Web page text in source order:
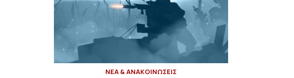
ΝΕΑ & ΑΝΑΚΟΙΝΩΣΕΙΣ